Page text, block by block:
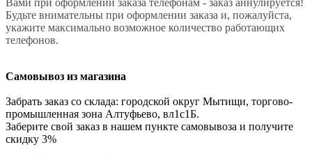
Вами при оформлении заказа телефонам - заказ аннулируется!
Будьте внимательны при оформлении заказа и, пожалуйста,
укажите максимально возможное количество работающих
телефонов.
Самовывоз из магазина
Забрать заказ со склада: городской округ Мытищи, торгово-
промышленная зона Алтуфьево, вл1с1Б.
Заберите свой заказ в нашем пункте самовывоза и получите
скидку 3%